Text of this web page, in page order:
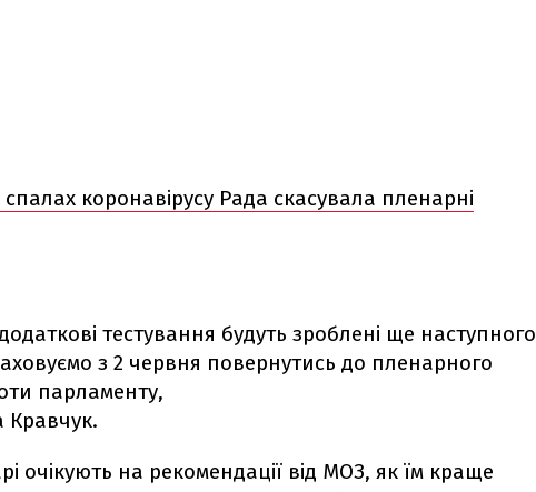
спалах коронавірусу Рада скасувала пленарні
тестування будуть зроблені ще наступного
з 2 червня повернутись до пленарного
парламенту,
Кравчук.
очікують на рекомендації від МОЗ, як їм краще